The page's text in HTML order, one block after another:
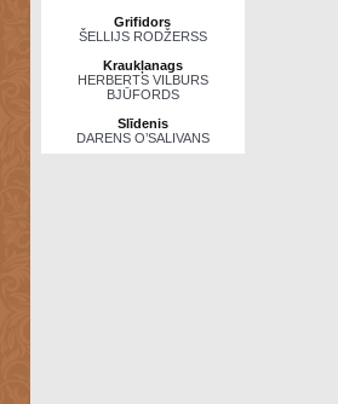
Grifidors
ŠELLIJS RODŽERSS
Kraukļanags
HERBERTS VILBURS
BJŪFORDS
Slīdenis
DARENS O’SALIVANS